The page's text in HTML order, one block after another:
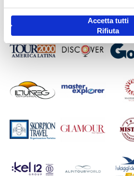
Accetta tutti
Rifiuta